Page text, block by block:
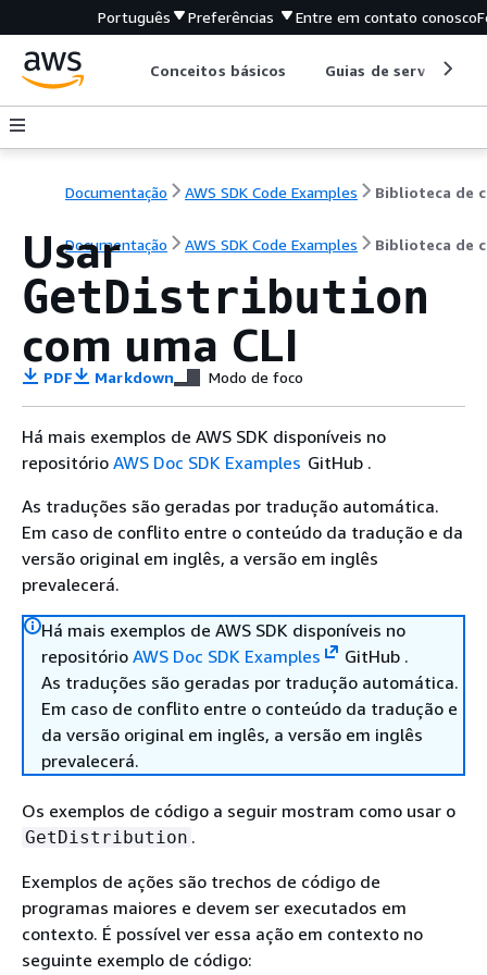
Português Preferências Entre em contato conosco
Conceitos básicos Guias de serviço
Documentação AWS SDK Code Examples
Documentação AWS SDK Code Examples Biblioteca de
Usar
GetDistribution
com uma CLI
PDF Markdown Modo de foco
Há mais exemplos de AWS SDK disponíveis no
repositório AWS Doc SDK Examples GitHub .
As traduções são geradas por tradução automática.
Em caso de conflito entre o conteúdo da tradução e da
versão original em inglês, a versão em inglês
prevalecerá.
Há mais exemplos de AWS SDK disponíveis no
repositório AWS Doc SDK Examples
GitHub .
As traduções são geradas por tradução automática.
Em caso de conflito entre o conteúdo da tradução e
da versão original em inglês, a versão em inglês
prevalecerá.
Os exemplos de código a seguir mostram como usar o
GetDistribution .
Exemplos de ações são trechos de código de
programas maiores e devem ser executados em
contexto. É possível ver essa ação em contexto no
seguinte exemplo de código: